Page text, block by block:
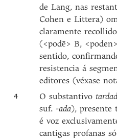
de Lang, nas
Cohen e Littera)
claramente
(<podē> B,
sentido,
resistencia á
editores (véxase
4 O substantivo
suf. -ada), presente
é voz
cantigas profanas